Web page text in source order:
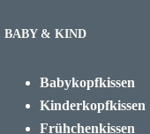
BABY & KIND
Babykopfkissen
Kinderkopfkissen
Frühchenkissen